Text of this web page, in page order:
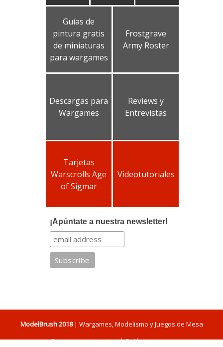
Guías de
pintura gratis
de miniaturas
para wargames
Frostgrave
Army Roster
Descargas para
Wargames
Reviews y
Entrevistas
Tarjetas
Warscrolls Age
of Sigmar
Videotutoriales
¡Apúntate a nuestra newsletter!
ModelBrush 2018| Wargames, Modelismo y Juegos de Mesa
Contacta con nosotros|Quiénes somos